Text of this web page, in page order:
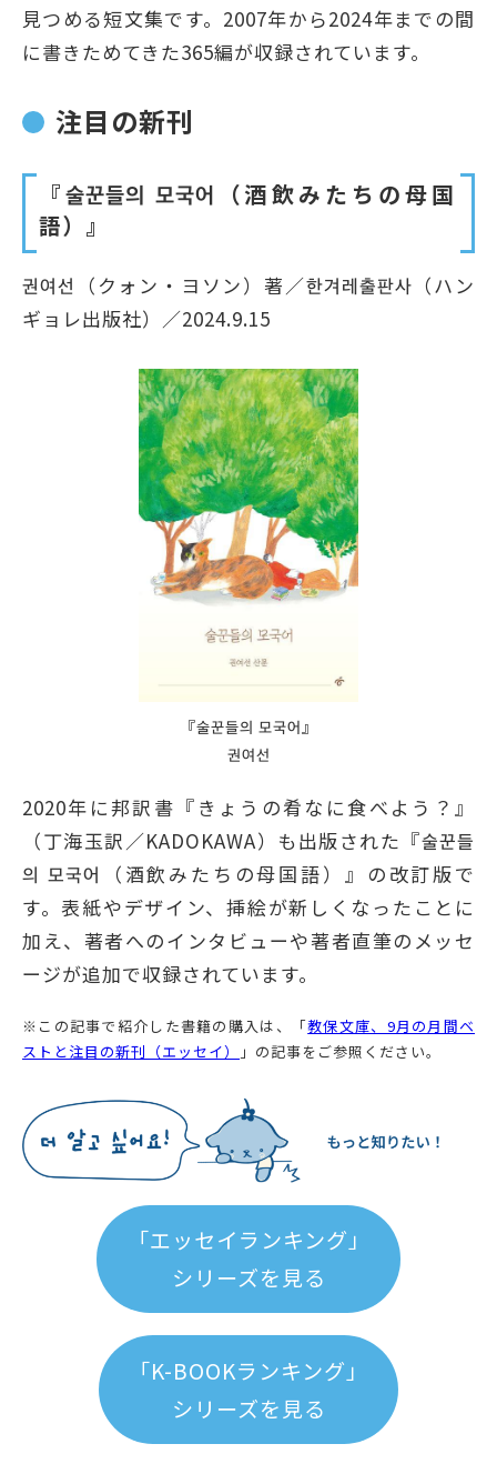
見つめる短文集です。2007年から2024年までの間
に書きためてきた365編が収録されています。
注目の新刊
『술꾼들의 모국어（酒飲みたちの母国
語）』
권여선（クォン・ヨソン）著／한겨레출판사（ハン
ギョレ出版社）／2024.9.15
『술꾼들의 모국어』
권여선
2020年に邦訳書『きょうの肴なに食べよう？』
（丁海玉訳／KADOKAWA）も出版された『술꾼들
의 모국어（酒飲みたちの母国語）』の改訂版で
す。表紙やデザイン、挿絵が新しくなったことに
加え、著者へのインタビューや著者直筆のメッセ
ージが追加で収録されています。
※この記事で紹介した書籍の購入は、「教保文庫、9月の月間ベ
ストと注目の新刊（エッセイ）
」の記事をご参照ください。
「エッセイランキング」
シリーズを見る
「K-BOOKランキング」
シリーズを見る